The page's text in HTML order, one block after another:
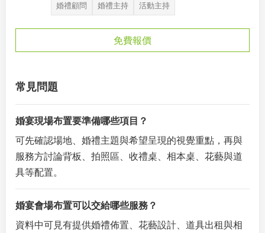
婚禮顧問 婚禮主持 活動主持
免費報價
常見問題
婚宴現場布置要準備哪些項目？
可先確認場地、婚禮主題與希望呈現的視覺重點，再與
服務方討論背板、拍照區、收禮桌、相本桌、花藝與道
具等配置。
婚宴會場布置可以交給哪些服務？
資料中可見有提供婚禮佈置、花藝設計、道具出租與相